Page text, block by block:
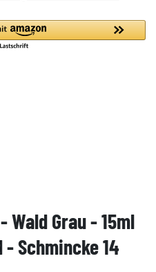
Wald Grau - 15ml
Schmincke 14